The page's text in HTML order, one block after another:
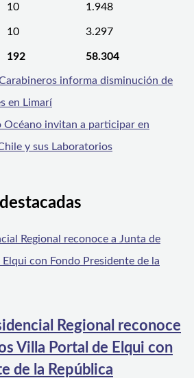
10 1.948
10 3.297
192 58.304
informa disminución de
en Limarí
Océano invitan a participar en
y sus Laboratorios
Regional reconoce
Villa Portal de Elqui con
de la República